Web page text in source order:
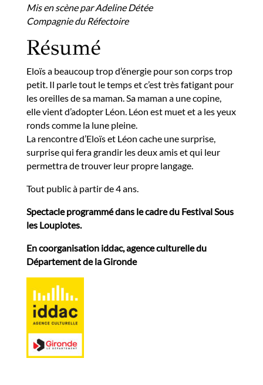
Mis en scène par Adeline Détée
Compagnie du Réfectoire
Résumé
Eloïs a beaucoup trop d’énergie pour son corps trop
petit. Il parle tout le temps et c’est très fatigant pour
les oreilles de sa maman. Sa maman a une copine,
elle vient d’adopter Léon. Léon est muet et a les yeux
ronds comme la lune pleine.
La rencontre d’Eloïs et Léon cache une surprise,
surprise qui fera grandir les deux amis et qui leur
permettra de trouver leur propre langage.
Tout public à partir de 4 ans.
Spectacle programmé dans le cadre du Festival Sous
les Loupiotes.
En coorganisation iddac, agence culturelle du
Département de la Gironde